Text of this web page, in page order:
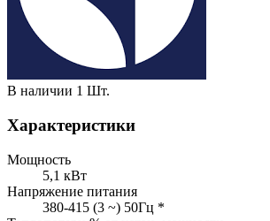
В наличии 1 Шт.
Характеристики
Мощность
5,1 кВт
Напряжение питания
380-415 (3 ~) 50Гц *